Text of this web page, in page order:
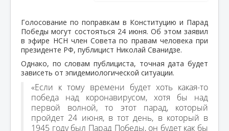
Голосование по поправкам в Конституцию и Парад
Победы могут состояться 24 июня. Об этом заявил
в эфире НСН член Совета по правам человека при
президенте РФ, публицист Николай Сванидзе.
Однако, по словам публициста, точная дата будет
зависеть от эпидемиологической ситуации.
«Если к тому времени будет хоть какая-то
победа над коронавирусом, хотя бы над
первой волной, то этот парад, который
пройдет 24 июня, в тот день, в который в
1945 году был Парад Победы, он будет как бы